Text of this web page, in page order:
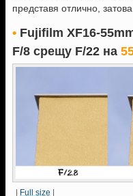
представя отлично,
• Fujifilm XF16-
F/8 срещу F/22 на
Full size